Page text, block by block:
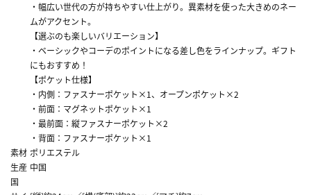
・幅広い世代の方が持ちやすい仕上がり。異素材を使った大きめのネー
ムがアクセント。
【選ぶのも楽しいバリエーション】
・ベーシックやコーデのポイントになる差し色をラインナップ。ギフト
にもおすすめ！
【ポケット仕様】
・内側：ファスナーポケット×1、オープンポケット×2
・前面：マグネットポケット×1
・最前面：縦ファスナーポケット×2
・背面：ファスナーポケット×1
素材 ポリエステル
生産
国
中国